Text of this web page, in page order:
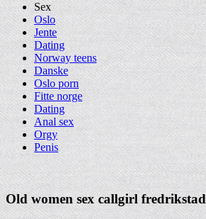
Sex
Oslo
Jente
Dating
Norway teens
Danske
Oslo porn
Fitte norge
Dating
Anal sex
Orgy
Penis
Old women sex callgirl fredrikstad